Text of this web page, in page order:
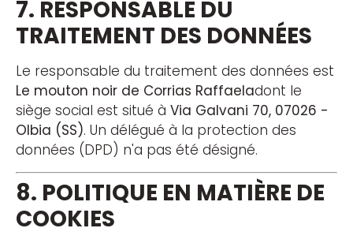
7. RESPONSABLE DU
TRAITEMENT DES DONNÉES
Le responsable du traitement des données est
Le mouton noir de Corrias Raffaeladont le
siège social est situé à Via Galvani 70, 07026 -
Olbia (SS). Un délégué à la protection des
données (DPD) n'a pas été désigné.
8. POLITIQUE EN MATIÈRE DE
COOKIES